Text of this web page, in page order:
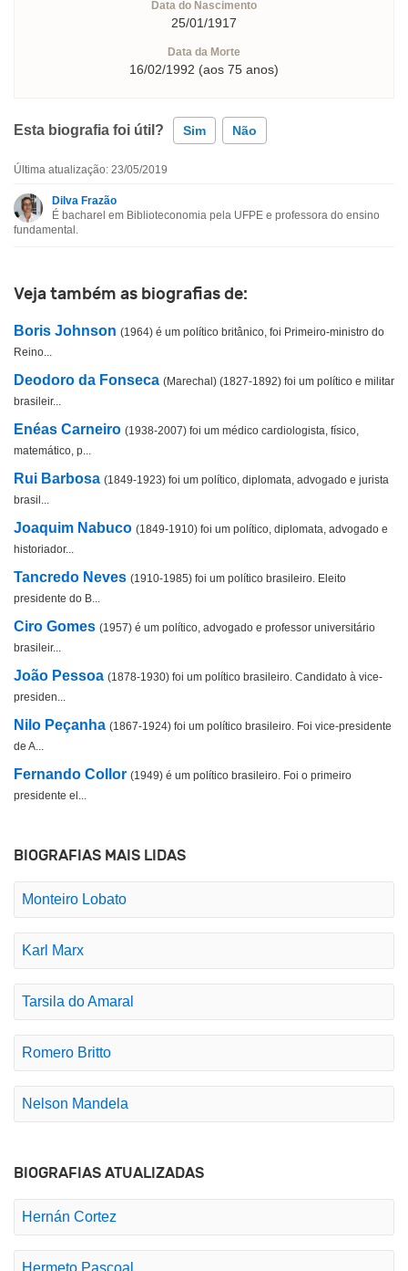
Data do Nascimento
25/01/1917
Data da Morte
16/02/1992 (aos 75 anos)
Esta biografia foi útil? Sim Não
Esta biografia não tem a informação que procuro
Última atualização: 23/05/2019
Dilva Frazão
É bacharel em Biblioteconomia pela UFPE e professora do ensino
fundamental.
Veja também as biografias de:
Boris Johnson (1964) é um político britânico, foi Primeiro-ministro do
Reino...
Deodoro da Fonseca (Marechal) (1827-1892) foi um político e militar
brasileir...
Enéas Carneiro (1938-2007) foi um médico cardiologista, físico,
matemático, p...
Rui Barbosa (1849-1923) foi um político, diplomata, advogado e jurista
brasil...
Joaquim Nabuco (1849-1910) foi um político, diplomata, advogado e
historiador...
Tancredo Neves (1910-1985) foi um político brasileiro. Eleito
presidente do B...
Ciro Gomes (1957) é um político, advogado e professor universitário
brasileir...
João Pessoa (1878-1930) foi um político brasileiro. Candidato à vice-
presiden...
Nilo Peçanha (1867-1924) foi um político brasileiro. Foi vice-presidente
de A...
Fernando Collor (1949) é um político brasileiro. Foi o primeiro
presidente el...
BIOGRAFIAS MAIS LIDAS
Monteiro Lobato
Karl Marx
Tarsila do Amaral
Romero Britto
Nelson Mandela
BIOGRAFIAS ATUALIZADAS
Hernán Cortez
Hermeto Pascoal